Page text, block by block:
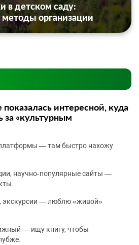
в детском саду:
организации
интересной, куда
«культурным
— там быстро нахожу
научно‑популярные сайты —
экскурсии — люблю «живой»
— ищу книгу, чтобы